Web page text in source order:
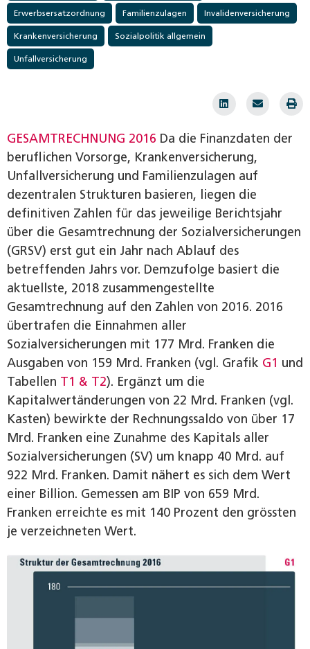
Erwerbsersatzordnung Familienzulagen Invalidenversicherung
Krankenversicherung Sozialpolitik allgemein
Unfallversicherung
GESAMTRECHNUNG 2016 Da die Finanzdaten der
beruflichen Vorsorge, Krankenversicherung,
Unfallversicherung und Familienzulagen auf
dezentralen Strukturen basieren, liegen die
definitiven Zahlen für das jeweilige Berichtsjahr
über die Gesamtrechnung der Sozialversicherungen
(GRSV) erst gut ein Jahr nach Ablauf des
betreffenden Jahrs vor. Demzufolge basiert die
aktuellste, 2018 zusammengestellte
Gesamtrechnung auf den Zahlen von 2016. 2016
übertrafen die Einnahmen aller
Sozialversicherungen mit 177 Mrd. Franken die
Ausgaben von 159 Mrd. Franken (vgl. Grafik G1 und
Tabellen T1 & T2). Ergänzt um die
Kapitalwertänderungen von 22 Mrd. Franken (vgl.
Kasten) bewirkte der Rechnungssaldo von über 17
Mrd. Franken eine Zunahme des Kapitals aller
Sozialversicherungen (SV) um knapp 40 Mrd. auf
922 Mrd. Franken. Damit nähert es sich dem Wert
einer Billion. Gemessen am BIP von 659 Mrd.
Franken erreichte es mit 140 Prozent den grössten
je verzeichneten Wert.